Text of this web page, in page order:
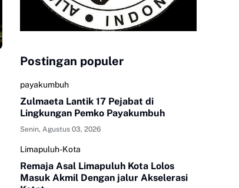
Postingan populer
payakumbuh
Zulmaeta Lantik 17 Pejabat di
Lingkungan Pemko Payakumbuh
Senin, Agustus 03, 2026
Limapuluh-Kota
Remaja Asal Limapuluh Kota Lolos
Masuk Akmil Dengan jalur Akselerasi